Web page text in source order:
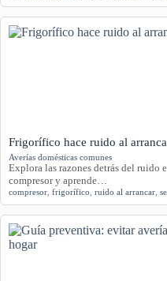
Frigorífico hace ruido al
Averías domésticas comunes
Explora las razones detrás del ruido
compresor y aprende…
compresor frigorífico ruido al arrancar